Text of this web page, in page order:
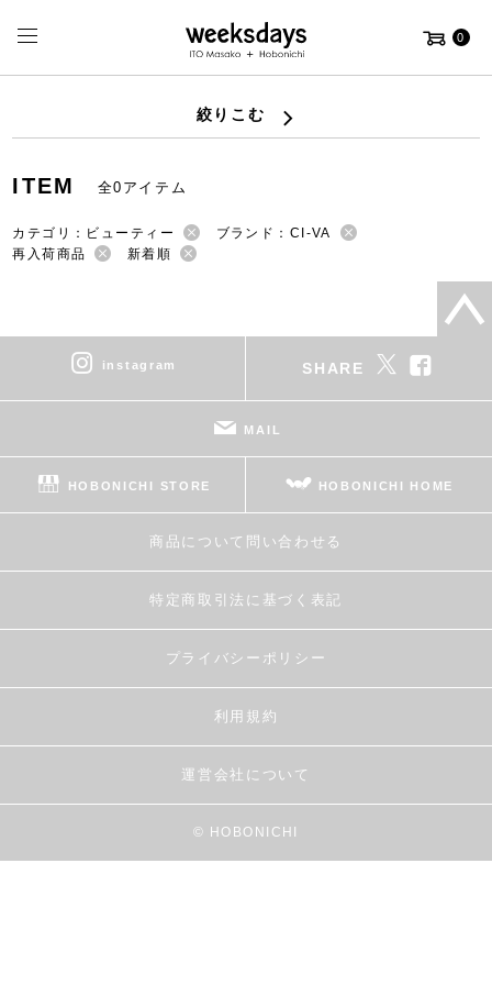
0
絞りこむ
ITEM 全0アイテム
カテゴリ：ビューティー
ブランド：CI-VA
再入荷商品
新着順
instagram SHARE
MAIL
HOBONICHI STORE HOBONICHI HOME
商品について問い合わせる
特定商取引法に基づく表記
プライバシーポリシー
利用規約
運営会社について
© HOBONICHI